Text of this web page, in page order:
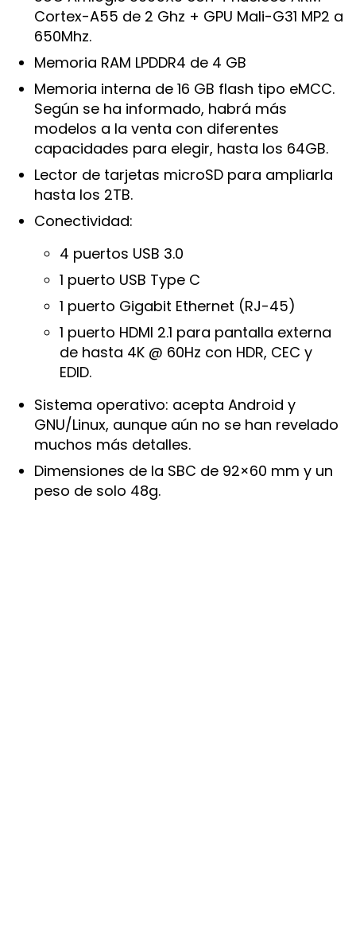
Cortex-A55 de 2 Ghz + GPU Mali-G31 MP2 a
650Mhz.
Memoria RAM LPDDR4 de 4 GB
Memoria interna de 16 GB flash tipo eMCC.
Según se ha informado, habrá más
modelos a la venta con diferentes
capacidades para elegir, hasta los 64GB.
Lector de tarjetas microSD para ampliarla
hasta los 2TB.
Conectividad:
4 puertos USB 3.0
1 puerto USB Type C
1 puerto Gigabit Ethernet (RJ-45)
1 puerto HDMI 2.1 para pantalla externa
de hasta 4K @ 60Hz con HDR, CEC y
EDID.
Sistema operativo: acepta Android y
GNU/Linux, aunque aún no se han revelado
muchos más detalles.
Dimensiones de la SBC de 92×60 mm y un
peso de solo 48g.